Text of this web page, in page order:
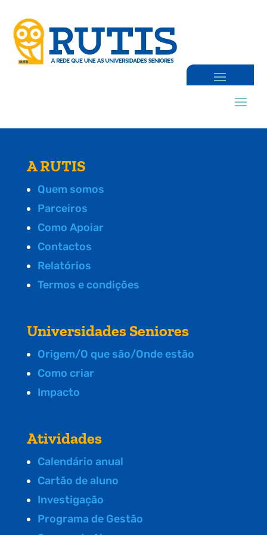
A RUTIS
Quem somos
Parceiros
Como Apoiar
Contactos
Relatórios
Termos e condições
Universidades Seniores
Origem/O que são/Onde estão
Como criar
Impacto
Atividades
Calendário anual
Cartão de aluno
Investigação
Programa de Gestão